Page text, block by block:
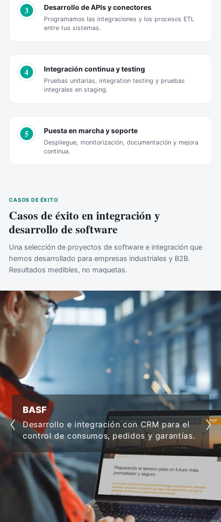
3 Desarrollo de APIs y conectores
Programamos las integraciones y los procesos ETL
entre tus sistemas.
4 Integración continua y testing
Pruebas unitarias, integration testing y pruebas
integrales en staging.
5 Puesta en marcha y soporte
Despliegue, monitorización, documentación y mejora
continua.
CASOS DE ÉXITO
Casos de éxito en integración y
desarrollo de software
Una selección de proyectos de software e integración que
hemos desarrollado para empresas industriales y B2B.
Resultados medibles, no maquetas.
‹
e integración con CRM para el
consumos, pedidos y garantías.
›